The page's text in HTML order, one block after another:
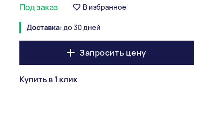
Под заказ В избранное
Доставка: до 30 дней
Запросить цену
Купить в 1 клик